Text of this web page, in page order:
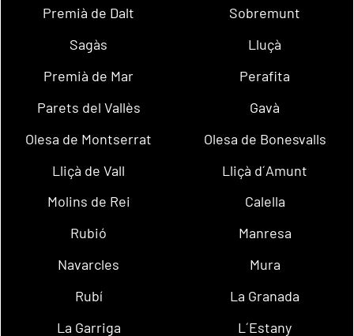
Premià de Dalt
Sobremunt
Sagàs
Lluçà
Premià de Mar
Perafita
Parets del Vallès
Gavà
Olesa de Montserrat
Olesa de Bonesvalls
Lliçà de Vall
Lliçà d´Amunt
Molins de Rei
Calella
Rubió
Manresa
Navarcles
Mura
Rubí
La Granada
La Garriga
L´Estany